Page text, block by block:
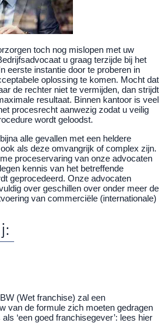
toch nog mislopen met uw
u graag terzijde bij het
eerste instantie door te proberen in
oplossing te komen. Mocht dat
de rechter niet te vermijden, dan strijdt
resultaat. Binnen kantoor is veel
procesrecht aanwezig zodat u veilig
wordt geloodst.
alle gevallen met een heldere
als deze omvangrijk of complex zijn.
proceservaring van onze advocaten
kennis van het betreffende
geprocedeerd. Onze advocaten
over geschillen over onder meer de
van commerciële (internationale)
(Wet franchise) zal een
van de formule zich moeten gedragen
‘een goed franchisegever’: lees hier